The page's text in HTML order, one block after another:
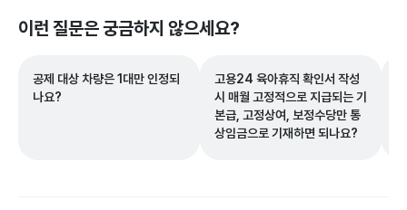
이런 질문은 궁금하지 않으세요?
공제 대상 차량은 1대만 인정되
나요?
고용24 육아휴직 확인서 작성
시 매월 고정적으로 지급되는 기
본급, 고정상여, 보정수당만 통
상임금으로 기재하면 되나요?